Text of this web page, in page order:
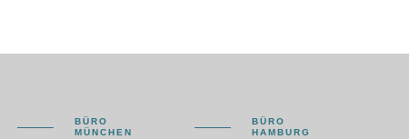
BÜRO
MÜNCHEN
BÜRO
HAMBURG